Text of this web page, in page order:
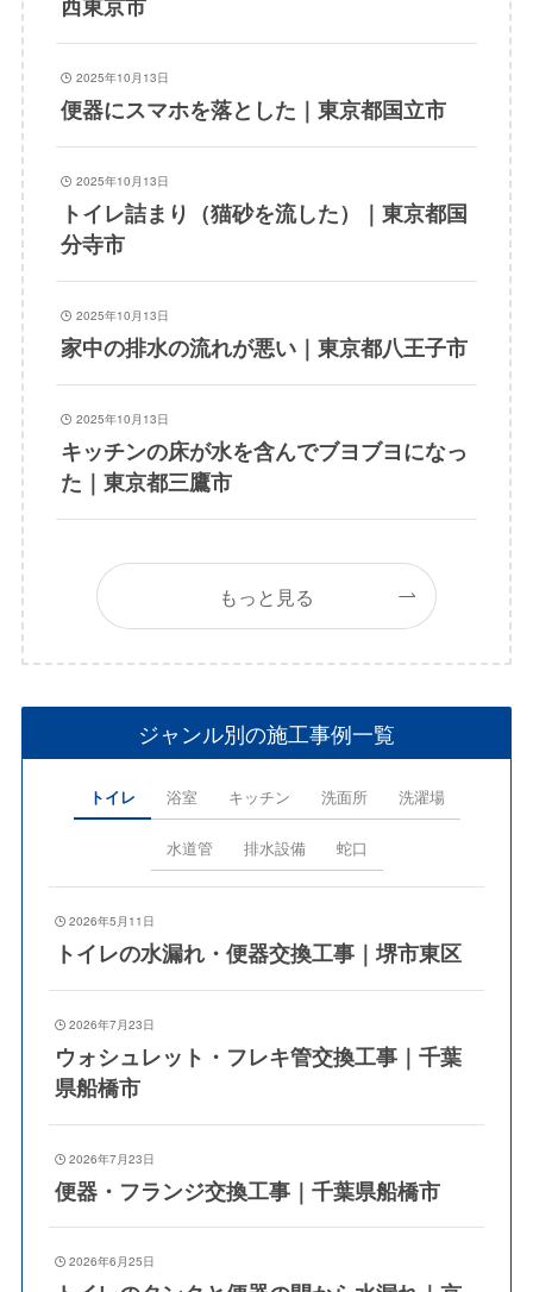
西東京市
2025年10月13日
便器にスマホを落とした｜東京都国立市
2025年10月13日
トイレ詰まり（猫砂を流した）｜東京都国
分寺市
2025年10月13日
家中の排水の流れが悪い｜東京都八王子市
2025年10月13日
キッチンの床が水を含んでブヨブヨになっ
た｜東京都三鷹市
もっと見る
ジャンル別の施工事例一覧
トイレ 浴室 キッチン 洗面所 洗濯場
水道管 排水設備 蛇口
2026年5月11日
トイレの水漏れ・便器交換工事｜堺市東区
2026年7月23日
ウォシュレット・フレキ管交換工事｜千葉
県船橋市
2026年7月23日
便器・フランジ交換工事｜千葉県船橋市
2026年6月25日